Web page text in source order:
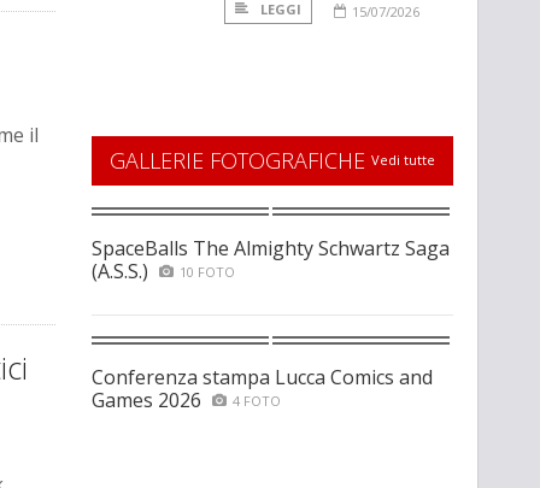
il
LEGGI 15/07/2026
GALLERIE FOTOGRAFICHE Vedi tutte
SpaceBalls The Almighty Schwartz Saga
(A.S.S.)
10 FOTO
Conferenza stampa Lucca Comics and
Games 2026
4 FOTO